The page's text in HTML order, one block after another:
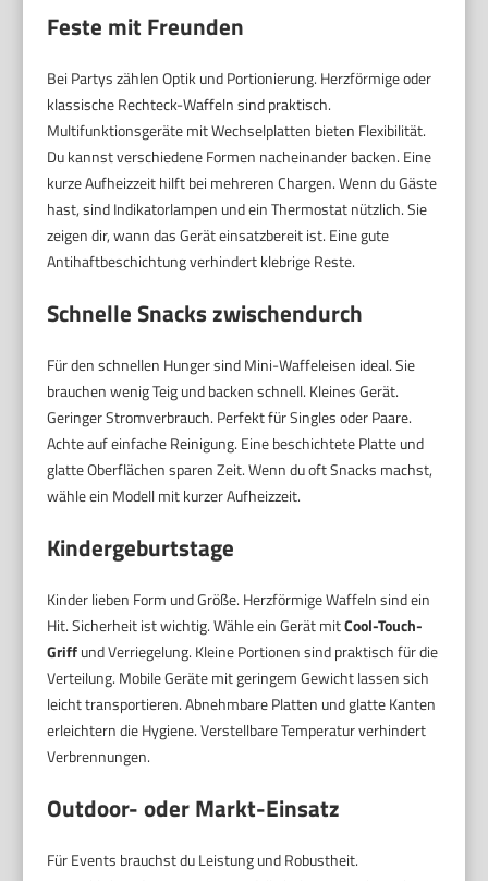
Feste mit Freunden
Bei Partys zählen Optik und Portionierung. Herzförmige oder
klassische Rechteck-Waffeln sind praktisch.
Multifunktionsgeräte mit Wechselplatten bieten Flexibilität.
Du kannst verschiedene Formen nacheinander backen. Eine
kurze Aufheizzeit hilft bei mehreren Chargen. Wenn du Gäste
hast, sind Indikatorlampen und ein Thermostat nützlich. Sie
zeigen dir, wann das Gerät einsatzbereit ist. Eine gute
Antihaftbeschichtung verhindert klebrige Reste.
Schnelle Snacks zwischendurch
Für den schnellen Hunger sind Mini-Waffeleisen ideal. Sie
brauchen wenig Teig und backen schnell. Kleines Gerät.
Geringer Stromverbrauch. Perfekt für Singles oder Paare.
Achte auf einfache Reinigung. Eine beschichtete Platte und
glatte Oberflächen sparen Zeit. Wenn du oft Snacks machst,
wähle ein Modell mit kurzer Aufheizzeit.
Kindergeburtstage
Kinder lieben Form und Größe. Herzförmige Waffeln sind ein
Hit. Sicherheit ist wichtig. Wähle ein Gerät mitCool-Touch-
Griffund Verriegelung. Kleine Portionen sind praktisch für die
Verteilung. Mobile Geräte mit geringem Gewicht lassen sich
leicht transportieren. Abnehmbare Platten und glatte Kanten
erleichtern die Hygiene. Verstellbare Temperatur verhindert
Verbrennungen.
Outdoor- oder Markt-Einsatz
Für Events brauchst du Leistung und Robustheit.